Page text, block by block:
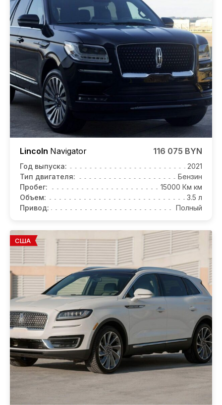
Lincoln Navigator 116 075 BYN
Год выпуска:
2021
Тип двигателя:
Бензин
Пробег:
15000 Км км
Объем:
3.5 л
Привод:
Полный
США